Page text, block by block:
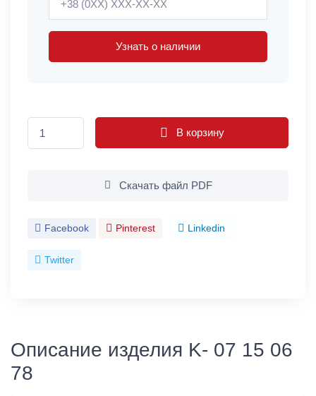
Узнать о наличии
В корзину
Скачать файл PDF
Facebook Pinterest Linkedin
Twitter
Описание изделия K- 07 15 06
78